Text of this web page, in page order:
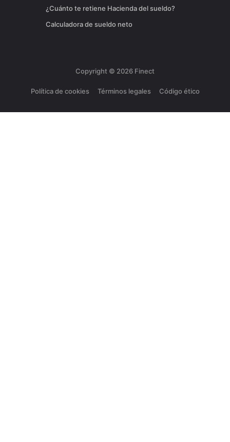
¿Cuánto te retiene Hacienda del sueldo?
Calculadora de sueldo neto
Copyright © 2026 Finect
Política de cookies Términos legales Código ético